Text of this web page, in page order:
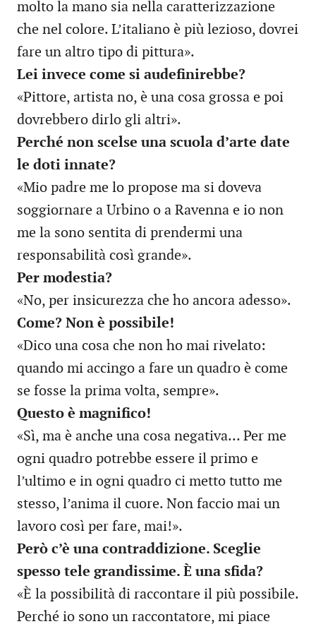
molto la mano sia nella caratterizzazione
che nel colore. L’italiano è più lezioso, dovrei
fare un altro tipo di pittura».
Lei invece come si audefinirebbe?
«Pittore, artista no, è una cosa grossa e poi
dovrebbero dirlo gli altri».
Perché non scelse una scuola d’arte date
le doti innate?
«Mio padre me lo propose ma si doveva
soggiornare a Urbino o a Ravenna e io non
me la sono sentita di prendermi una
responsabilità così grande».
Per modestia?
«No, per insicurezza che ho ancora adesso».
Come? Non è possibile!
«Dico una cosa che non ho mai rivelato:
quando mi accingo a fare un quadro è come
se fosse la prima volta, sempre».
Questo è magnifico!
«Sì, ma è anche una cosa negativa… Per me
ogni quadro potrebbe essere il primo e
l’ultimo e in ogni quadro ci metto tutto me
stesso, l’anima il cuore. Non faccio mai un
lavoro così per fare, mai!».
Però c’è una contraddizione. Sceglie
spesso tele grandissime. È una sfida?
«È la possibilità di raccontare il più possibile.
Perché io sono un raccontatore, mi piace